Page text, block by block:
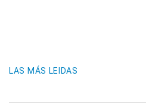
LAS MÁS LEIDAS